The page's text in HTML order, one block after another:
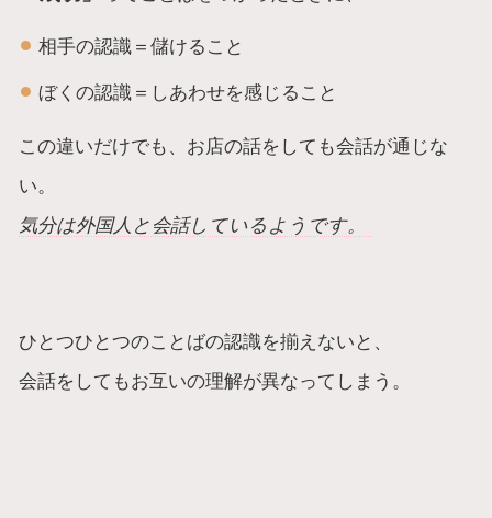
相手の認識＝儲けること
ぼくの認識＝しあわせを感じること
この違いだけでも、お店の話をしても会話が通じな
い。
気分は外国人と会話しているようです。
ひとつひとつのことばの認識を揃えないと、
会話をしてもお互いの理解が異なってしまう。